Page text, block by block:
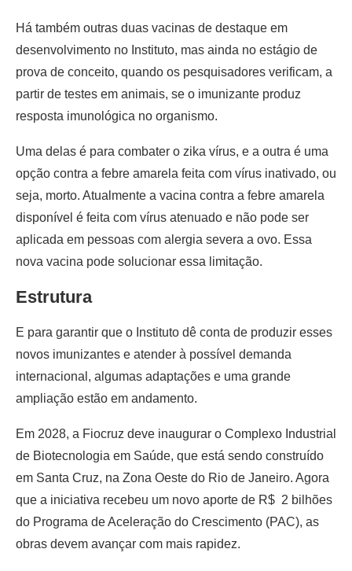
Há também outras duas vacinas de destaque em
desenvolvimento no Instituto, mas ainda no estágio de
prova de conceito, quando os pesquisadores verificam, a
partir de testes em animais, se o imunizante produz
resposta imunológica no organismo.
Uma delas é para combater o zika vírus, e a outra é uma
opção contra a febre amarela feita com vírus inativado, ou
seja, morto. Atualmente a vacina contra a febre amarela
disponível é feita com vírus atenuado e não pode ser
aplicada em pessoas com alergia severa a ovo. Essa
nova vacina pode solucionar essa limitação.
Estrutura
E para garantir que o Instituto dê conta de produzir esses
novos imunizantes e atender à possível demanda
internacional, algumas adaptações e uma grande
ampliação estão em andamento.
Em 2028, a Fiocruz deve inaugurar o Complexo Industrial
de Biotecnologia em Saúde, que está sendo construído
em Santa Cruz, na Zona Oeste do Rio de Janeiro. Agora
que a iniciativa recebeu um novo aporte de R$ 2 bilhões
do Programa de Aceleração do Crescimento (PAC), as
obras devem avançar com mais rapidez.